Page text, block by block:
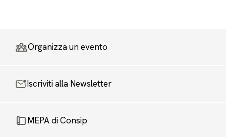
Organizza un evento
Iscriviti alla Newsletter
MEPA di Consip